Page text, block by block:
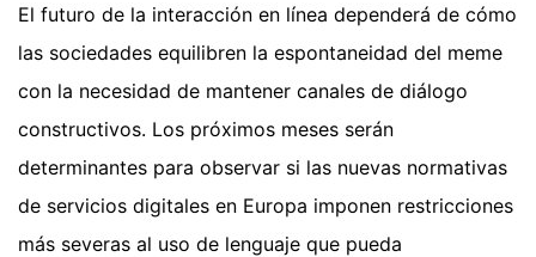
El futuro de la interacción en línea dependerá de cómo
las sociedades equilibren la espontaneidad del meme
con la necesidad de mantener canales de diálogo
constructivos. Los próximos meses serán
determinantes para observar si las nuevas normativas
de servicios digitales en Europa imponen restricciones
más severas al uso de lenguaje que pueda